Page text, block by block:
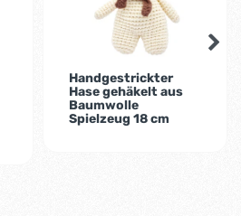
Handgestrickter
Hase gehäkelt aus
Baumwolle
Spielzeug 18 cm